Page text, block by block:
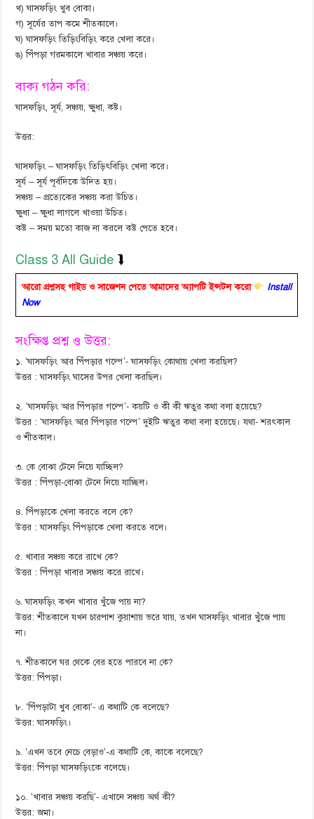
খ) ঘাসফড়িং খুব বোকা।
গ) সূর্যের তাপ কমে শীতকালে।
ঘ) ঘাসফড়িং তিড়িংবিড়িং করে খেলা করে।
ঙ) পিঁপড়া গরমকালে খাবার সঞ্চয় করে।
বাক্য গঠন করি:
ঘাসফড়িং, সূর্য, সঞ্চয়, ক্ষুধা, কষ্ট।
উত্তর:
ঘাসফড়িং – ঘাসফড়িং তিড়িৎবিড়িং খেলা করে।
সূর্য – সূর্য পূর্বদিকে উদিত হয়।
সঞ্চয় – প্রত্যেকের সঞ্চয় করা উচিত।
ক্ষুধা – ক্ষুধা লাগলে খাওয়া উচিত।
কষ্ট – সময় মতো কাজ না করলে কষ্ট পেতে হবে।
Class 3 All Guide ⮯
আরো প্রশ্নসহ গাইড ও সাজেশন পেতে আমাদের অ্যাপটি ইন্সটল করো
Install
Now
সংক্ষিপ্ত প্রশ্ন ও উত্তর:
১. ‘ঘাসফড়িং আর পিঁপড়ার গল্পে’- ঘাসফড়িং কোথায় খেলা করছিল?
উত্তর : ঘাসফড়িং ঘাসের উপর খেলা করছিল।
২. ‘ঘাসফড়িং আর পিঁপড়ার গল্পে’- কয়টি ও কী কী ঋতুর কথা বলা হয়েছে?
উত্তর : ‘ঘাসফড়িং আর পিঁপড়ার গল্পে’ দুইটি ঋতুর কথা বলা হয়েছে। যথা- শরৎকাল
ও শীতকাল।
৩. কে বোঝা টেনে নিয়ে যাচ্ছিল?
উত্তর : পিঁপড়া-বোঝা টেনে নিয়ে যাচ্ছিল।
৪. পিঁপড়াকে খেলা করতে বলে কে?
উত্তর : ঘাসফড়িং পিঁপড়াকে খেলা করতে বলে।
৫. খাবার সঞ্চয় করে রাখে কে?
উত্তর : পিঁপড়া খাবার সঞ্চয় করে রাখে।
৬. ঘাসফড়িং কখন খাবার খুঁজে পায় না?
উত্তর: শীতকালে যখন চারপাশ কুয়াশায় ভরে যায়, তখন ঘাসফড়িং খাবার খুঁজে পায়
না।
৭. শীতকালে ঘর থেকে বের হতে পারবে না কে?
উত্তর: পিঁপড়া।
৮. ‘পিঁপড়াটা খুব বোকা’- এ কথাটি কে বলেছে?
উত্তর: ঘাসফড়িং।
৯. ‘এখন তবে নেচে বেড়াও’-এ কথাটি কে, কাকে বলেছে?
উত্তর: পিঁপড়া ঘাসফড়িংকে বলেছে।
১০. ‘খাবার সঞ্চয় করছি’- এখানে সঞ্চয় অর্থ কী?
উত্তর: জমা।